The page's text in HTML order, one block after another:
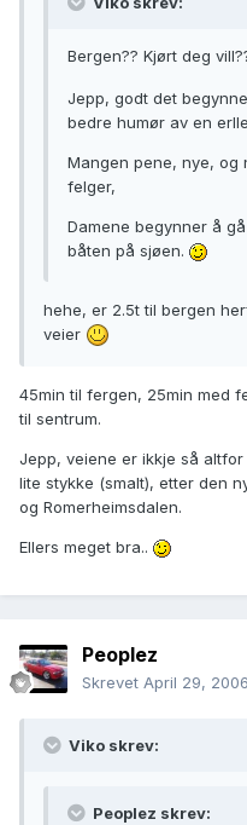
Bergen?? Kjørt deg
Jepp, godt det
bedre humør av en
Mangen pene, nye, og
felger,
Damene begynner å
båten på sjøen.
hehe, er 2.5t til bergen
veier
45min til fergen, 25min med
til sentrum.
Jepp, veiene er ikkje så
lite stykke (smalt), etter den
og Romerheimsdalen.
Ellers meget bra..
Peoplez
Skrevet April 29, 2006
Viko skrev:
Peoplez skrev: